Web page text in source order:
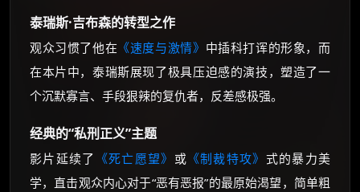
泰瑞斯·吉布森的转型之作
观众习惯了他在 《速度与激情》 中插科打诨的形象，而
在本片中，泰瑞斯展现了极具压迫感的演技，塑造了一
个沉默寡言、手段狠辣的复仇者，反差感极强。
经典的“私刑正义”主题
影片延续了 《死亡愿望》 或 《制裁特攻》 式的暴力美
学，直击观众内心对于“恶有恶报”的最原始渴望，简单粗